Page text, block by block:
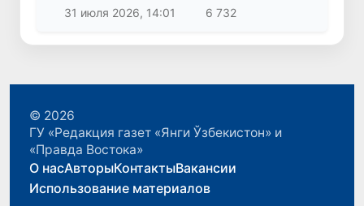
31 июля 2026, 14:01
6 732
© 2026
ГУ «Редакция газет «Янги Ўзбекистон» и
«Правда Востока»
О насАвторыКонтактыВакансии
Использование материалов